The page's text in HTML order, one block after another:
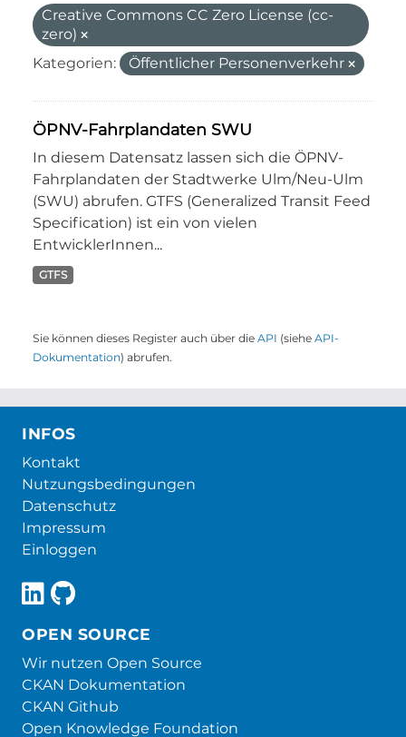
Creative Commons CC Zero License (cc-
zero)
Kategorien:
Öffentlicher Personenverkehr
ÖPNV-Fahrplandaten SWU
In diesem Datensatz lassen sich die ÖPNV-
Fahrplandaten der Stadtwerke Ulm/Neu-Ulm
(SWU) abrufen. GTFS (Generalized Transit Feed
Specification) ist ein von vielen
EntwicklerInnen...
GTFS
Sie können dieses Register auch über die API (siehe API-
Dokumentation) abrufen.
INFOS
Kontakt
Nutzungsbedingungen
Datenschutz
Impressum
Einloggen
OPEN SOURCE
Wir nutzen Open Source
CKAN Dokumentation
CKAN Github
Open Knowledge Foundation